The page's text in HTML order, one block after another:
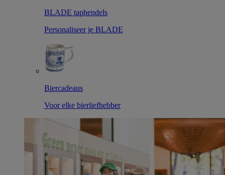
BLADE taphendels
Personaliseer je BLADE
Biercadeaus
Voor elke bierliefhebber